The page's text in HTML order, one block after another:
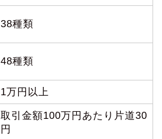
38種類
48種類
1万円以上
取引金額100万円あたり片道30
円